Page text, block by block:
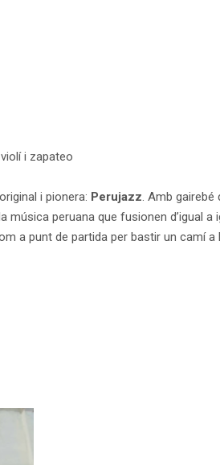
i zapateo
i pionera: Perujazz. Amb gairebé
peruana que fusionen d’igual
a punt de partida per bastir un camí